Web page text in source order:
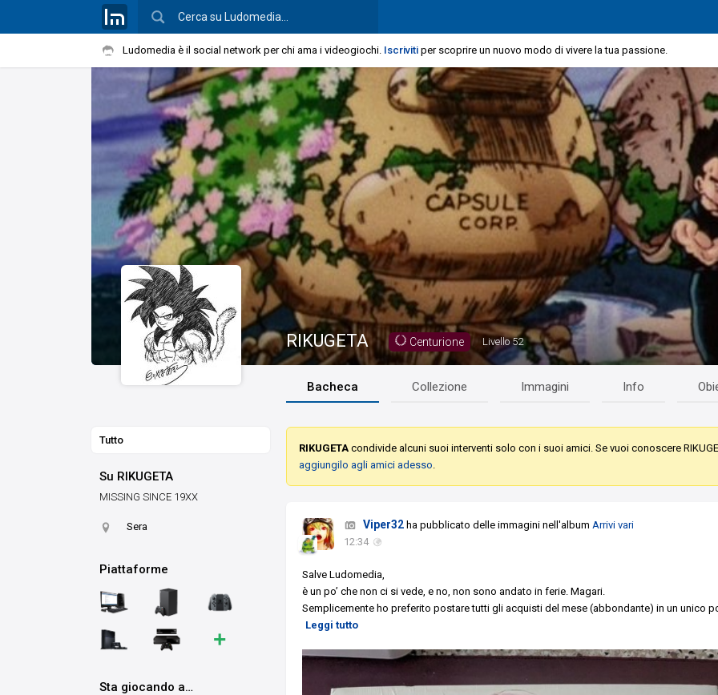
Ludomedia è il social network per chi ama i videogiochi. Iscriviti per scoprire un nuovo modo di vivere la tua passione.
RIKUGETA Centurione Livello52
Bacheca Collezione Immagini Info
Tutto
Su RIKUGETA
MISSING SINCE 19XX
Sera
Piattaforme
+
Sta giocando a…
RIKUGETA condivide alcuni suoi interventi solo con i suoi amici. Se vuoi conoscere
aggiungilo agli amici adesso
Viper32 ha pubblicato delle immagini nell'album Arrivi vari
12:34
Salve Ludomedia,
è un po’ che non ci si vede, e no, non sono andato in ferie. Magari.
Semplicemente ho preferito postare tutti gli acquisti del mese (abbondante) in un unico
Leggi tutto